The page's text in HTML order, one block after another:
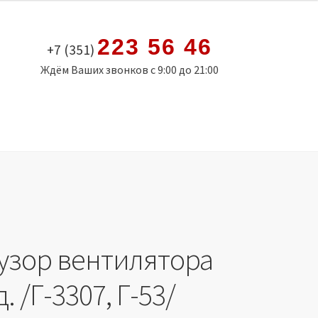
+7 (351) 223 56 46
Ждём Ваших звонков с 9:00 до 21:00
вентилятора
/Г-3307, Г-53/